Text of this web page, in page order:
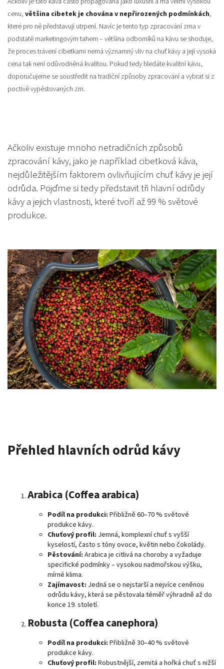
cenu, většina cibetek je chována v nepřirozených podmínkách,
které pro ně představují utrpení. Navíc je tento typ zpracování zrna v
podstatě marketingovým tahem – většina odborníků na kávu se shoduje,
že proces trávení cibetkami nemá významný vliv na chuť kávy a její vysoká
cena tak není odůvodněná kvalitou. Pokud tedy hledáte kvalitní kávu,
doporučujeme se soustředit na tradiční způsoby zpracování a vybrat si z
poctivě vypěstovaných zrn.
Ačkoliv existuje mnoho netradičních způsobů
zpracování kávy, jako je například cibetková káva,
nejdůležitějším faktorem ovlivňujícím chuť kávy je její
odrůda. Pojďme si tedy představit tři hlavní odrůdy
kávy a jejich vlastnosti, které tvoří až 99 % světové
produkce.
Přehled hlavních odrůd kávy
Arabica (Coffea arabica)
Podíl na produkci: Přibližně 60–70 % světové
produkce kávy.
Chuťový profil: Jemná, komplexní chuť s vyšší
kyselostí, často s tóny ovoce, květin nebo čokolády.
Pěstování: Arabica je citlivá na choroby a vyžaduje
specifické podmínky – vysokou nadmořskou výšku,
mírné klima.
Zajímavost: Jedná se o nejstarší a nejvíce ceněnou
odrůdu kávy, která se pěstovala téměř výhradně až do
konce 19. století.
Robusta (Coffea canephora)
Podíl na produkci: Přibližně 30–40 % světové
produkce kávy.
Chuťový profil: Robustnější, zemitá a hořká chuť s nižší